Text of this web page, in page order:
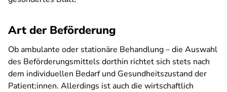
Art der Beförderung
Ob ambulante oder stationäre Behandlung – die Auswahl
des Beförderungsmittels dorthin richtet sich stets nach
dem individuellen Bedarf und Gesundheitszustand der
Patient:innen. Allerdings ist auch die wirtschaftlich